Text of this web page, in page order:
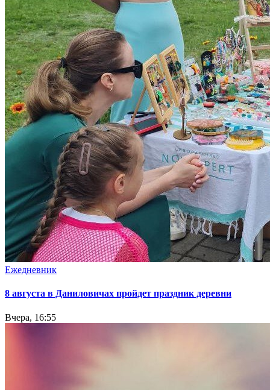
Ежедневник
8 августа в Даниловичах пройдет праздник деревни
Вчера, 16:55